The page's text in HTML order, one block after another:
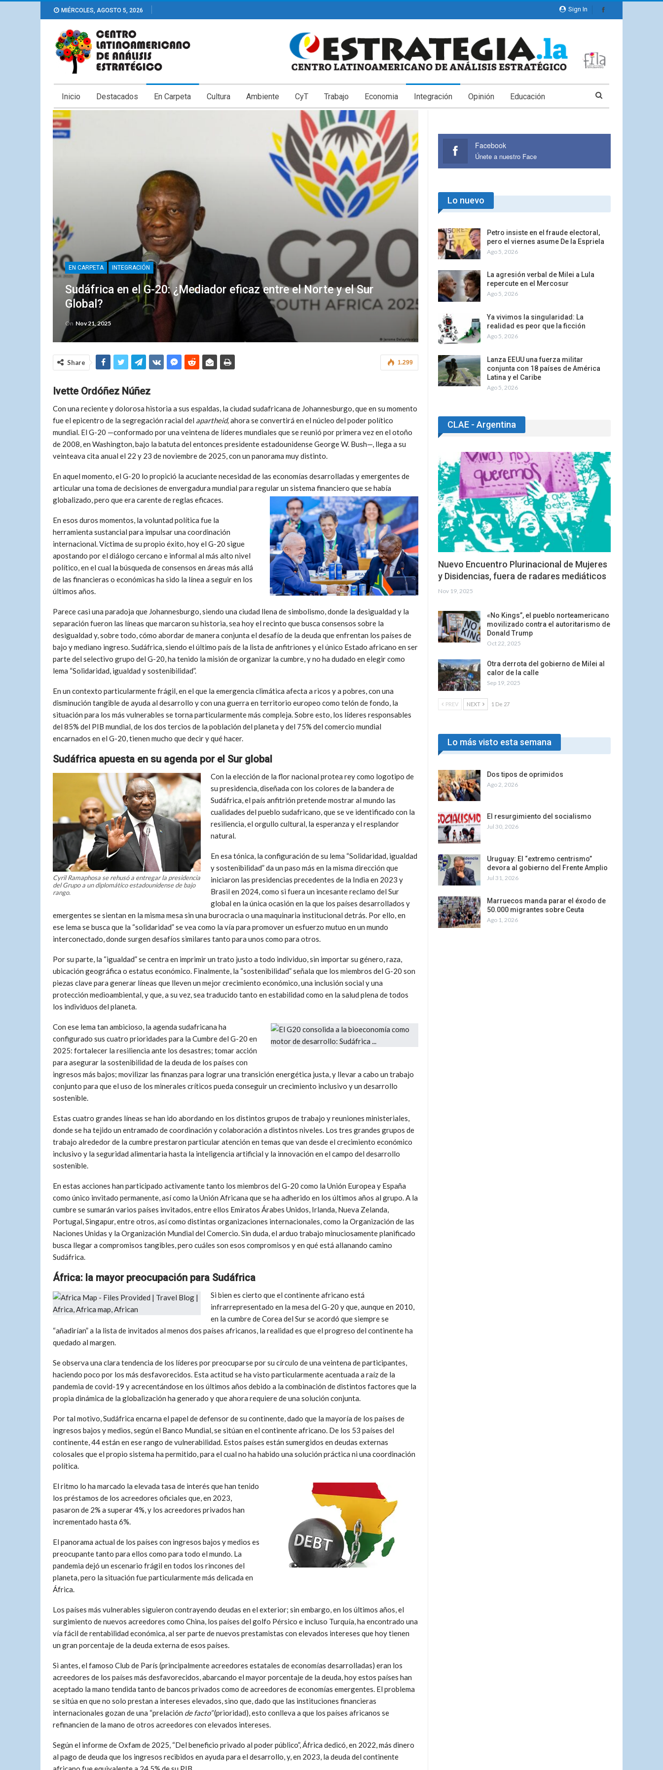
Sign In
MIÉRCOLES, AGOSTO 5, 2026
Inicio Destacados En Carpeta Cultura Ambiente CyT Trabajo Economia Integración Opinión Educación
EN CARPETA INTEGRACIÓN
Sudáfrica en el G-20: ¿Mediador eficaz entre el Norte y el Sur
Global?
On Nov 21, 2025
1.299
Share
Ivette Ordóñez Núñez
Con una reciente y dolorosa historia a sus espaldas, la ciudad sudafricana de Johannesburgo, que en su momento
fue el epicentro de la segregación racial del apartheid,ahora se convertirá en el núcleo del poder político
mundial. El G-20 —conformado por una veintena de líderes mundiales que se reunió por primera vez en el otoño
de 2008, en Washington, bajo la batuta del entonces presidente estadounidense George W. Bush—, llega a su
veinteava cita anual el 22 y 23 de noviembre de 2025, con un panorama muy distinto.
En aquel momento, el G-20 lo propició la acuciante necesidad de las economías desarrolladas y emergentes de
articular una toma de decisiones de envergadura mundial para regular un sistema financiero que se había
globalizado, pero que era carente de reglas eficaces.
En esos duros momentos, la voluntad política fue la
herramienta sustancial para impulsar una coordinación
internacional. Víctima de su propio éxito, hoy el G-20 sigue
apostando por el diálogo cercano e informal al más alto nivel
político, en el cual la búsqueda de consensos en áreas más allá
de las financieras o económicas ha sido la línea a seguir en los
últimos años.
Parece casi una paradoja que Johannesburgo, siendo una ciudad llena de simbolismo, donde la desigualdad y la
separación fueron las líneas que marcaron su historia, sea hoy el recinto que busca consensos sobre la
desigualdad y, sobre todo, cómo abordar de manera conjunta el desafío de la deuda que enfrentan los países de
bajo y mediano ingreso. Sudáfrica, siendo el último país de la lista de anfitriones y el único Estado africano en ser
parte del selectivo grupo del G-20, ha tenido la misión de organizar la cumbre, y no ha dudado en elegir como
lema “Solidaridad, igualdad y sostenibilidad”.
En un contexto particularmente frágil, en el que la emergencia climática afecta a ricos y a pobres, con una
disminución tangible de ayuda al desarrollo y con una guerra en territorio europeo como telón de fondo, la
situación para los más vulnerables se torna particularmente más compleja. Sobre esto, los líderes responsables
del 85% del PIB mundial, de los dos tercios de la población del planeta y del 75% del comercio mundial
encarnados en el G-20, tienen mucho que decir y qué hacer.
Sudáfrica apuesta en su agenda por el Sur global
Cyril Ramaphosa se rehusó a entregar la presidencia
del Grupo a un diplomático estadounidense de bajo
rango.
Con la elección de la flor nacional protea rey como logotipo de
su presidencia, diseñada con los colores de la bandera de
Sudáfrica, el país anfitrión pretende mostrar al mundo las
cualidades del pueblo sudafricano, que se ve identificado con la
resiliencia, el orgullo cultural, la esperanza y el resplandor
natural.
En esa tónica, la configuración de su lema “Solidaridad, igualdad
y sostenibilidad” da un paso más en la misma dirección que
iniciaron las presidencias precedentes de la India en 2023 y
Brasil en 2024, como si fuera un incesante reclamo del Sur
global en la única ocasión en la que los países desarrollados y
emergentes se sientan en la misma mesa sin una burocracia o una maquinaria institucional detrás. Por ello, en
ese lema se busca que la “solidaridad” se vea como la vía para promover un esfuerzo mutuo en un mundo
interconectado, donde surgen desafíos similares tanto para unos como para otros.
Por su parte, la “igualdad” se centra en imprimir un trato justo a todo individuo, sin importar su género, raza,
ubicación geográfica o estatus económico. Finalmente, la “sostenibilidad” señala que los miembros del G-20 son
piezas clave para generar líneas que lleven un mejor crecimiento económico, una inclusión social y una
protección medioambiental, y que, a su vez, sea traducido tanto en estabilidad como en la salud plena de todos
los individuos del planeta.
Con ese lema tan ambicioso, la agenda sudafricana ha
configurado sus cuatro prioridades para la Cumbre del G-20 en
2025: fortalecer la resiliencia ante los desastres; tomar acción
para asegurar la sostenibilidad de la deuda de los países con
ingresos más bajos; movilizar las finanzas para lograr una transición energética justa, y llevar a cabo un trabajo
conjunto para que el uso de los minerales críticos pueda conseguir un crecimiento inclusivo y un desarrollo
sostenible.
Estas cuatro grandes líneas se han ido abordando en los distintos grupos de trabajo y reuniones ministeriales,
donde se ha tejido un entramado de coordinación y colaboración a distintos niveles. Los tres grandes grupos de
trabajo alrededor de la cumbre prestaron particular atención en temas que van desde el crecimiento económico
inclusivo y la seguridad alimentaria hasta la inteligencia artificial y la innovación en el campo del desarrollo
sostenible.
En estas acciones han participado activamente tanto los miembros del G-20 como la Unión Europea y España
como único invitado permanente, así como la Unión Africana que se ha adherido en los últimos años al grupo. A la
cumbre se sumarán varios países invitados, entre ellos Emiratos Árabes Unidos, Irlanda, Nueva Zelanda,
Portugal, Singapur, entre otros, así como distintas organizaciones internacionales, como la Organización de las
Naciones Unidas y la Organización Mundial del Comercio. Sin duda, el arduo trabajo minuciosamente planificado
busca llegar a compromisos tangibles, pero cuáles son esos compromisos y en qué está allanando camino
Sudáfrica.
África: la mayor preocupación para Sudáfrica
Si bien es cierto que el continente africano está
infrarrepresentado en la mesa del G-20 y que, aunque en 2010,
en la cumbre de Corea del Sur se acordó que siempre se
“añadirían” a la lista de invitados al menos dos países africanos, la realidad es que el progreso del continente ha
quedado al margen.
Se observa una clara tendencia de los líderes por preocuparse por su círculo de una veintena de participantes,
haciendo poco por los más desfavorecidos. Esta actitud se ha visto particularmente acentuada a raíz de la
pandemia de covid-19 y acrecentándose en los últimos años debido a la combinación de distintos factores que la
propia dinámica de la globalización ha generado y que ahora requiere de una solución conjunta.
Por tal motivo, Sudáfrica encarna el papel de defensor de su continente, dado que la mayoría de los países de
ingresos bajos y medios, según el Banco Mundial, se sitúan en el continente africano. De los 53 países del
continente, 44 están en ese rango de vulnerabilidad. Estos países están sumergidos en deudas externas
colosales que el propio sistema ha permitido, para el cual no ha habido una solución práctica ni una coordinación
política.
El ritmo lo ha marcado la elevada tasa de interés que han tenido
los préstamos de los acreedores oficiales que, en 2023,
pasaron de 2% a superar 4%, y los acreedores privados han
incrementado hasta 6%.
El panorama actual de los países con ingresos bajos y medios es
preocupante tanto para ellos como para todo el mundo. La
pandemia dejó un escenario frágil en todos los rincones del
planeta, pero la situación fue particularmente más delicada en
África.
Los países más vulnerables siguieron contrayendo deudas en el exterior; sin embargo, en los últimos años, el
surgimiento de nuevos acreedores como China, los países del golfo Pérsico e incluso Turquía, ha encontrado una
vía fácil de rentabilidad económica, al ser parte de nuevos prestamistas con elevados intereses que hoy tienen
un gran porcentaje de la deuda externa de esos países.
Si antes, el famoso Club de París (principalmente acreedores estatales de economías desarrolladas) eran los
acreedores de los países más desfavorecidos, abarcando el mayor porcentaje de la deuda, hoy estos países han
aceptado la mano tendida tanto de bancos privados como de acreedores de economías emergentes. El problema
se sitúa en que no solo prestan a intereses elevados, sino que, dado que las instituciones financieras
internacionales gozan de una “prelación de facto”(prioridad), esto conlleva a que los países africanos se
refinancien de la mano de otros acreedores con elevados intereses.
Según el informe de Oxfam de 2025, “Del beneficio privado al poder público”, África dedicó, en 2022, más dinero
al pago de deuda que los ingresos recibidos en ayuda para el desarrollo, y, en 2023, la deuda del continente
Facebook
Únete a nuestro Face
Lo nuevo
Petro insiste en el fraude electoral,
pero el viernes asume De la Espriela
Ago 5, 2026
La agresión verbal de Milei a Lula
repercute en el Mercosur
Ago 5, 2026
Ya vivimos la singularidad: La
realidad es peor que la ficción
Ago 5, 2026
Lanza EEUU una fuerza militar
conjunta con 18 países de América
Latina y el Caribe
Ago 5, 2026
CLAE - Argentina
Nuevo Encuentro Plurinacional de Mujeres
y Disidencias, fuera de radares mediáticos
Nov 19, 2025
«No Kings”, el pueblo norteamericano
movilizado contra el autoritarismo de
Donald Trump
Oct 22, 2025
Otra derrota del gobierno de Milei al
calor de la calle
Sep 19, 2025
PREV NEXT 1 De 27
Lo más visto esta semana
Dos tipos de oprimidos
Ago 2, 2026
El resurgimiento del socialismo
Jul 30, 2026
Uruguay: El “extremo centrismo”
devora al gobierno del Frente Amplio
Jul 31, 2026
Marruecos manda parar el éxodo de
50.000 migrantes sobre Ceuta
Ago 1, 2026